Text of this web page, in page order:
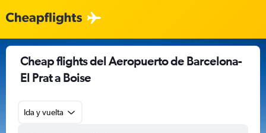
Cheap flights del Aeropuerto de Barcelona-
El Prat a Boise
Ida y vuelta